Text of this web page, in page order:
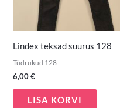
Lindex teksad suurus 128
Tüdrukud 128
6,00€
LISA KORVI